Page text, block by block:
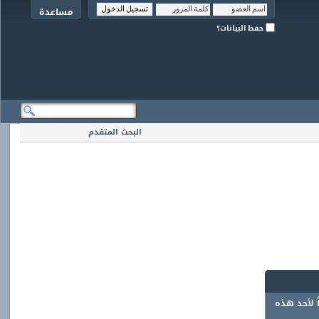
مساعدة
حفظ البيانات؟
البحث المتقدم
لأحد هذه